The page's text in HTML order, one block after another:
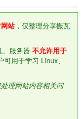
站，仅整理分享搬瓦
服务器 不允许用于
用于学习 Linux、
理网站内容相关问